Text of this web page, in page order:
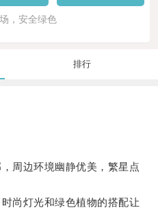
，安全绿色
排行
边环境幽静优美，繁星点
灯光和绿色植物的搭配让